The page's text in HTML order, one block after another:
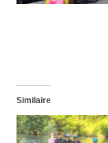
Similaire